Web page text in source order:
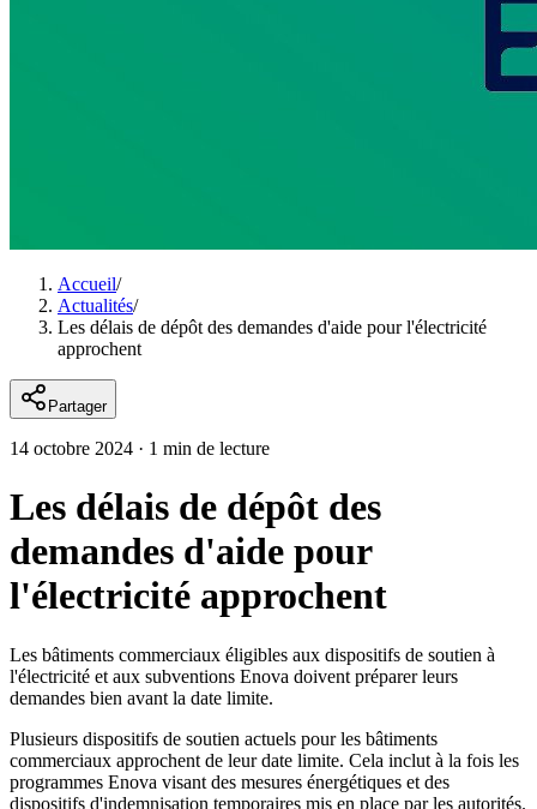
Accueil/
Actualités/
Les délais de dépôt des demandes d'aide pour l'électricité
approchent
Partager
14 octobre 2024 · 1 min de lecture
Les délais de dépôt des
demandes d'aide pour
l'électricité approchent
Les bâtiments commerciaux éligibles aux dispositifs de soutien à
l'électricité et aux subventions Enova doivent préparer leurs
demandes bien avant la date limite.
Plusieurs dispositifs de soutien actuels pour les bâtiments
commerciaux approchent de leur date limite. Cela inclut à la fois les
programmes Enova visant des mesures énergétiques et des
dispositifs d'indemnisation temporaires mis en place par les autorités.